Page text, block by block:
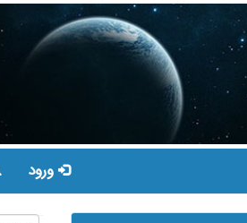
ورود